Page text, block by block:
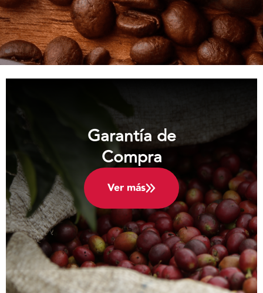
Garantía de
Compra
Ver más